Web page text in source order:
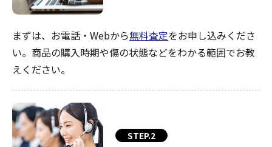
まずは、お電話・Webから無料査定をお申し込みくださ
い。商品の購入時期や傷の状態などをわかる範囲でお教
えください。
STEP.2